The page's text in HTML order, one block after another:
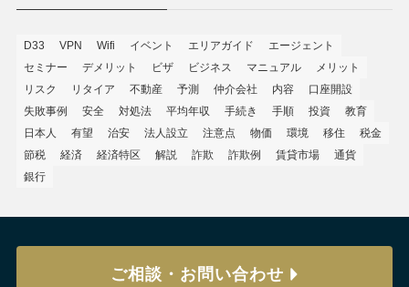
D33 VPN Wifi イベント エリアガイド
エージェント
セミナー
デメリット ビザ ビジネス マニュアル
メリット
リスク
リタイア 不動産 予測 仲介会社 内容
口座開設
失敗事例
安全 対処法 平均年収 手続き 手順 投資
教育
日本人
有望 治安 法人設立 注意点 物価 環境 移住
税金
節税
経済 経済特区 解説 詐欺 詐欺例 賃貸市場
通貨
銀行
ご相談・お問い合わせ